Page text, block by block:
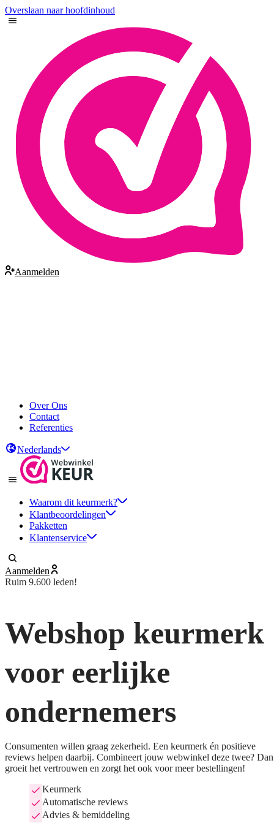
Overslaan naar hoofdinhoud
Aanmelden
Over Ons
Contact
Referenties
Nederlands
Waarom dit keurmerk?
Klantbeoordelingen
Pakketten
Klantenservice
Aanmelden
Ruim 9.600 leden!
Webshop keurmerk
voor eerlijke
ondernemers
Consumenten willen graag zekerheid. Een keurmerk én positieve
reviews helpen daarbij. Combineert jouw webwinkel deze twee? Dan
groeit het vertrouwen en zorgt het ook voor meer bestellingen!
Keurmerk
Automatische reviews
Advies & bemiddeling